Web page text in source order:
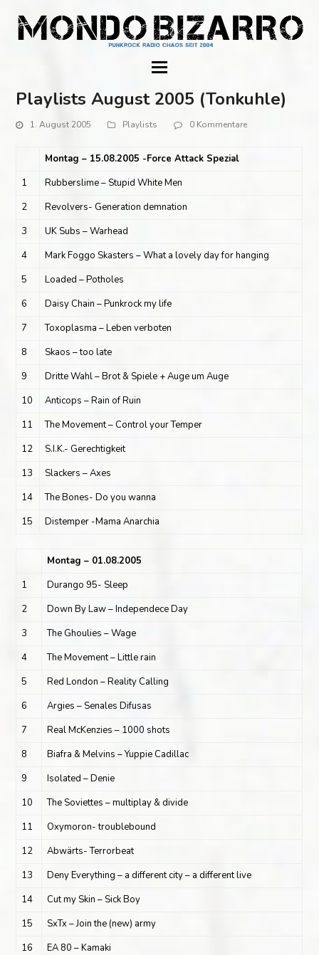
Playlists August 2005 (Tonkuhle)
1. August 2005 Playlists 0 Kommentare
Montag – 15.08.2005 -Force Attack Spezial
1
Rubberslime – Stupid White Men
2
Revolvers- Generation demnation
3
UK Subs – Warhead
4
Mark Foggo Skasters – What a lovely day for hanging
5
Loaded – Potholes
6
Daisy Chain – Punkrock my life
7
Toxoplasma – Leben verboten
8
Skaos – too late
9
Dritte Wahl – Brot & Spiele + Auge um Auge
10
Anticops – Rain of Ruin
11
The Movement – Control your Temper
12
S.I.K.- Gerechtigkeit
13
Slackers – Axes
14
The Bones- Do you wanna
15
Distemper -Mama Anarchia
Montag – 01.08.2005
1
Durango 95- Sleep
2
Down By Law – Independece Day
3
The Ghoulies – Wage
4
The Movement – Little rain
5
Red London – Reality Calling
6
Argies – Senales Difusas
7
Real McKenzies – 1000 shots
8
Biafra & Melvins – Yuppie Cadillac
9
Isolated – Denie
10
The Soviettes – multiplay & divide
11
Oxymoron- troublebound
12
Abwärts- Terrorbeat
13
Deny Everything – a different city – a different live
14
Cut my Skin – Sick Boy
15
SxTx – Join the (new) army
16
EA 80 – Kamaki